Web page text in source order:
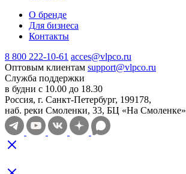
О бренде
Для бизнеса
Контакты
8 800 222-10-61 acces@vlpco.ru
Оптовым клиентам support@vlpco.ru
Служба поддержки
в будни с 10.00 до 18.30
Россия, г. Санкт-Петербург, 199178,
наб. реки Смоленки, 33, БЦ «На Смоленке»